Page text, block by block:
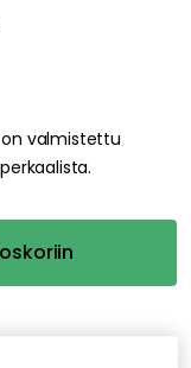
valmistettu